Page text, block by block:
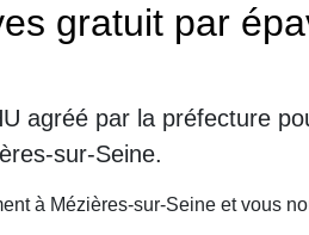
gratuit par
agréé par la préfecture
sur-Seine.
à Mézières-sur-Seine et vous